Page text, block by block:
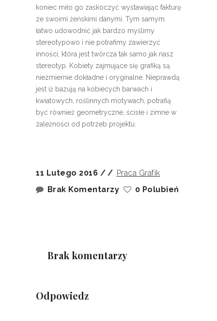
koniec miło go zaskoczyć wystawiając fakturę
ze swoimi żeńskimi danymi. Tym samym
łatwo udowodnić jak bardzo myślimy
stereotypowo i nie potrafimy zawierzyć
inności, która jest twórcza tak samo jak nasz
stereotyp. Kobiety zajmujące się grafiką są
niezmiernie dokładne i oryginalne. Nieprawdą
jest iż bazują na kobiecych barwach i
kwiatowych, roślinnych motywach, potrafią
być również geometryczne, ścisłe i zimne w
zależności od potrzeb projektu.
11 Lutego 2016
Praca Grafik
Brak Komentarzy
0 Polubień
Brak komentarzy
Odpowiedz